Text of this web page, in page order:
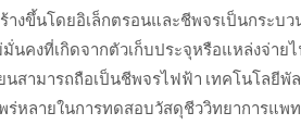
งขึ้นโดยอิเล็กตรอนและชีพจรเป็นกระบ
คงที่เกิดจากตัวเก็บประจุหรือแหล่งจ่าย
นสามารถถือเป็นชีพจรไฟฟ้า เทคโนโล
ร่หลายในการทดสอบวัสดุชีววิทยาการแ